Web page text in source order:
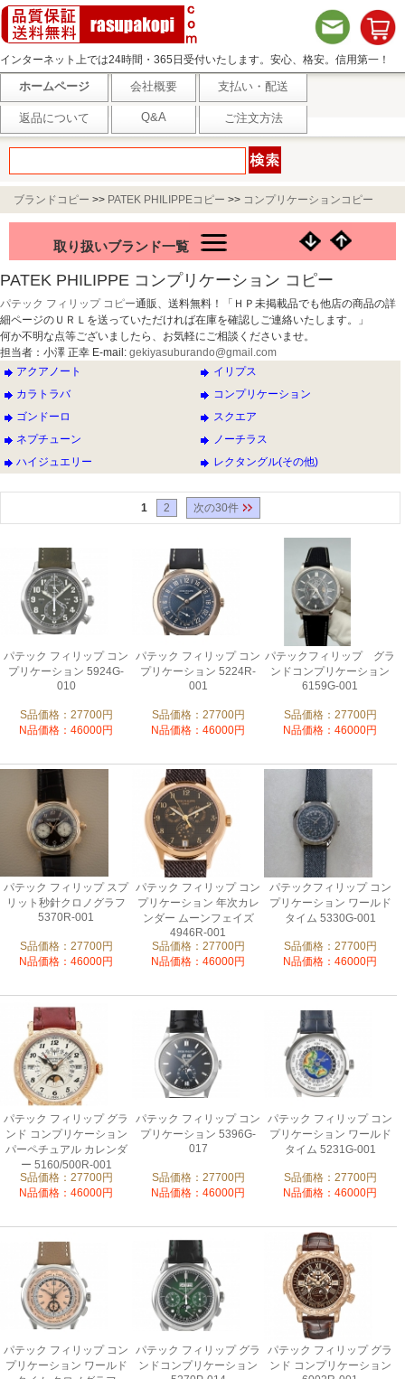
インターネット上では24時間・365日受付いたします。安心、格安。信用第一！
ホームページ 会社概要 支払い・配送
返品について Q&A ご注文方法
ブランドコピー >> PATEK PHILIPPEコピー >> コンプリケーションコピー
取り扱いブランド一覧
PATEK PHILIPPE コンプリケーション コピー
パテック フィリップ コピー通販、送料無料！「ＨＰ未掲載品でも他店の商品の詳
細ページのＵＲＬを送っていただければ在庫を確認しご連絡いたします。」
何か不明な点等ございましたら、お気軽にご相談くださいませ。
担当者：小澤 正幸 E-mail: gekiyasuburando@gmail.com
アクアノート
イリプス
カラトラバ
コンプリケーション
ゴンドーロ
スクエア
ネプチューン
ノーチラス
ハイジュエリー
レクタングル(その他)
1 2 次の30件
パテック フィリップ コン
プリケーション 5924G-
010
S品価格：27700円
N品価格：46000円
パテック フィリップ コン
プリケーション 5224R-
001
S品価格：27700円
N品価格：46000円
パテックフィリップ グラ
ンドコンプリケーション
6159G-001
S品価格：27700円
N品価格：46000円
パテック フィリップ スプ
リット秒針クロノグラフ
5370R-001
S品価格：27700円
N品価格：46000円
パテック フィリップ コン
プリケーション 年次カレ
ンダー ムーンフェイズ
4946R-001
S品価格：27700円
N品価格：46000円
パテックフィリップ コン
プリケーション ワールド
タイム 5330G-001
S品価格：27700円
N品価格：46000円
パテック フィリップ グラ
ンド コンプリケーション
パーペチュアル カレンダ
ー 5160/500R-001
S品価格：27700円
N品価格：46000円
パテック フィリップ コン
プリケーション 5396G-
017
S品価格：27700円
N品価格：46000円
パテック フィリップ コン
プリケーション ワールド
タイム 5231G-001
S品価格：27700円
N品価格：46000円
パテック フィリップ コン
プリケーション ワールド
パテック フィリップ グラ
ンドコンプリケーション
パテック フィリップ グラ
ンド コンプリケーション